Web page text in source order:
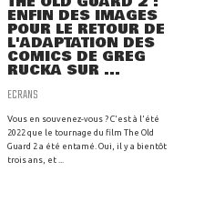
ENFIN DES IMAGES
POUR LE RETOUR DE
L'ADAPTATION DES
COMICS DE GREG
RUCKA SUR ...
ECRANS
Vous en souvenez-vous ? C'est à l'été
2022 que le tournage du film The Old
Guard 2 a été entamé. Oui, il y a bientôt
trois ans, et ...